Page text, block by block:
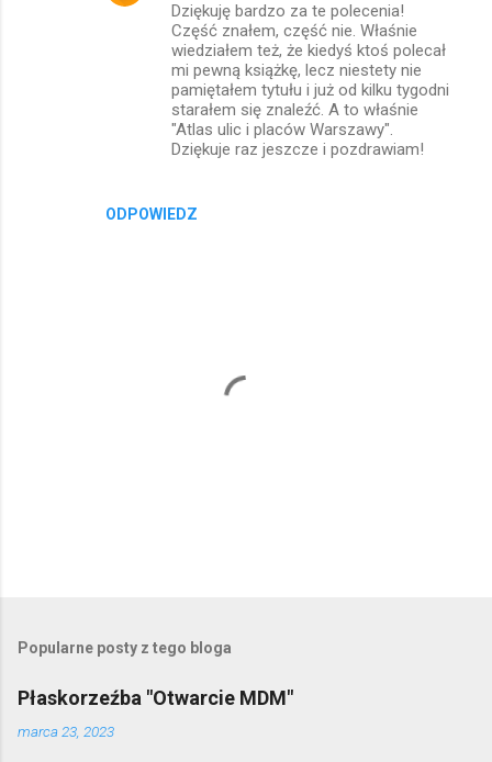
ODPOWIEDZ
Dziękuję bardzo za te polecenia!
Część znałem, część nie. Właśnie
wiedziałem też, że kiedyś ktoś polecał
mi pewną książkę, lecz niestety nie
pamiętałem tytułu i już od kilku tygodni
starałem się znaleźć. A to właśnie
"Atlas ulic i placów Warszawy".
Dziękuje raz jeszcze i pozdrawiam!
e
i
j
Popularne posty z tego bloga
Płaskorzeźba "Otwarcie MDM"
marca 23, 2023